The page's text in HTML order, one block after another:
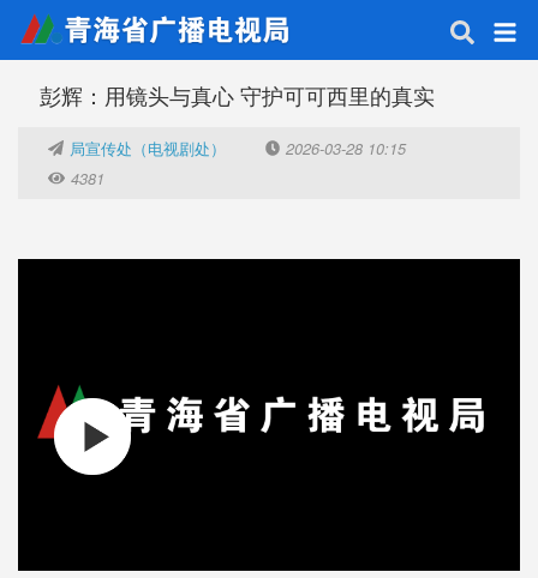
彭辉：用镜头与真心 守护可可西里的真实
局宣传处（电视剧处）
2026-03-28 10:15
4381